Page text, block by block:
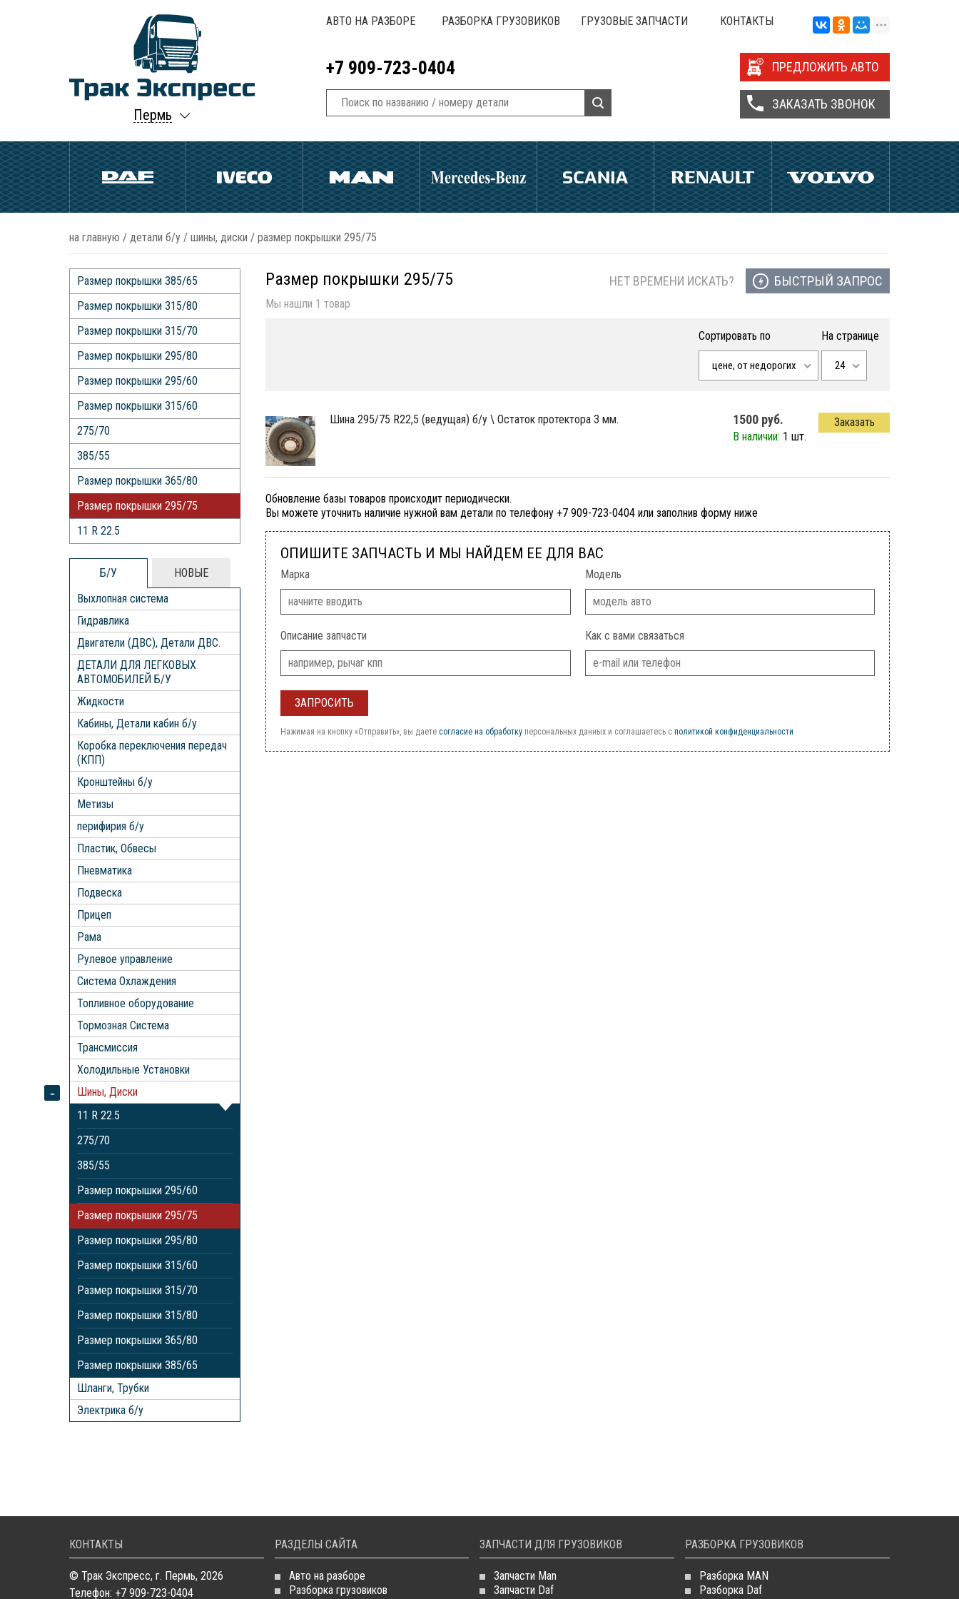
Пермь
АВТО НА РАЗБОРЕ РАЗБОРКА ГРУЗОВИКОВ ГРУЗОВЫЕ ЗАПЧАСТИ КОНТАКТЫ
+7 909-723-0404 ПРЕДЛОЖИТЬ АВТО
ЗАКАЗАТЬ ЗВОНОК
на главную / детали б/у / шины, диски / размер покрышки 295/75
Размер покрышки 385/65
Размер покрышки 315/80
Размер покрышки 315/70
Размер покрышки 295/80
Размер покрышки 295/60
Размер покрышки 315/60
275/70
385/55
Размер покрышки 365/80
Размер покрышки 295/75
11 R 22.5
Б/У
НОВЫЕ
Выхлопная система
Гидравлика
Двигатели (ДВС), Детали ДВС.
ДЕТАЛИ ДЛЯ ЛЕГКОВЫХ
АВТОМОБИЛЕЙ Б/У
Жидкости
Кабины, Детали кабин б/у
Коробка переключения передач
(КПП)
Кронштейны б/у
Метизы
перифирия б/у
Пластик, Обвесы
Пневматика
Подвеска
Прицеп
Рама
Рулевое управление
Система Охлаждения
Топливное оборудование
Тормозная Система
Трансмиссия
Холодильные Установки
Шины, Диски
11 R 22.5
275/70
385/55
Размер покрышки 295/60
Размер покрышки 295/75
Размер покрышки 295/80
Размер покрышки 315/60
Размер покрышки 315/70
Размер покрышки 315/80
Размер покрышки 365/80
Размер покрышки 385/65
Шланги, Трубки
Электрика б/у
Размер покрышки 295/75
Мы нашли 1 товар
НЕТ ВРЕМЕНИ ИСКАТЬ? БЫСТРЫЙ ЗАПРОС
Сортировать по
цене, от недорогих
На странице
24
шина 295/75 R22,5 (ведущая) б/у \ Остаток протектора 3 мм. 1500 руб.
В наличии: 1 шт.
Заказать
Обновление базы товаров происходит периодически.
Вы можете уточнить наличие нужной вам детали по телефону +7 909-723-0404 или заполнив форму ниже
ОПИШИТЕ ЗАПЧАСТЬ И МЫ НАЙДЕМ ЕЕ ДЛЯ ВАС
Марка Модель
Описание запчасти Как с вами связаться
Нажимая на кнопку «Отправить», вы даете согласие на обработку персональных данных и соглашаетесь c политикой конфиденциальности
КОНТАКТЫ
© Трак Экспресс, г. Пермь, 2026
Телефон: +7 909-723-0404
РАЗДЕЛЫ САЙТА
Авто на разборе
Разборка грузовиков
ЗАПЧАСТИ ДЛЯ ГРУЗОВИКОВ
Запчасти Man
Запчасти Daf
РАЗБОРКА ГРУЗОВИКОВ
Разборка MAN
Разборка Daf